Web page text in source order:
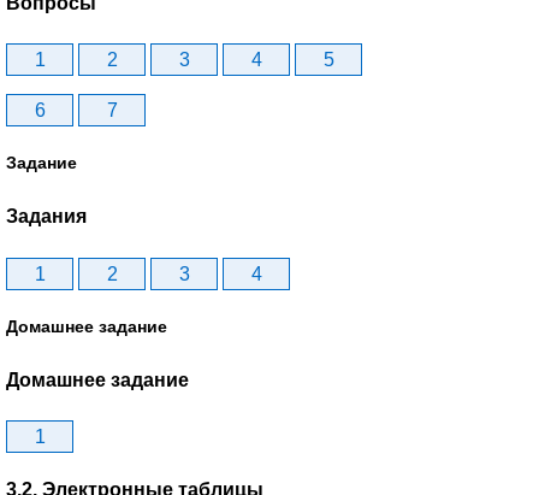
1 2 3 4 5
6 7
Задание
Задания
1 2 3 4
Домашнее задание
Домашнее задание
1
3.2. Электронные таблицы